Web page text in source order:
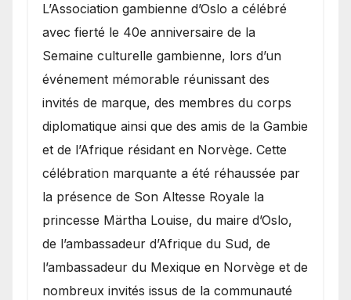
​L’Association gambienne d’Oslo a célébré
avec fierté le 40e anniversaire de la
Semaine culturelle gambienne, lors d’un
événement mémorable réunissant des
invités de marque, des membres du corps
diplomatique ainsi que des amis de la Gambie
et de l’Afrique résidant en Norvège. Cette
célébration marquante a été réhaussée par
la présence de Son Altesse Royale la
princesse Märtha Louise, du maire d’Oslo,
de l’ambassadeur d’Afrique du Sud, de
l’ambassadeur du Mexique en Norvège et de
nombreux invités issus de la communauté